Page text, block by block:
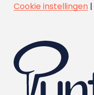
Cookie instellingen|